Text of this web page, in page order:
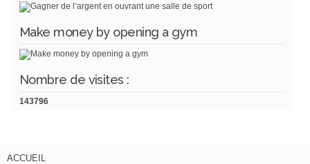
Make money by opening a gym
Nombre de visites :
143796
ACCUEIL